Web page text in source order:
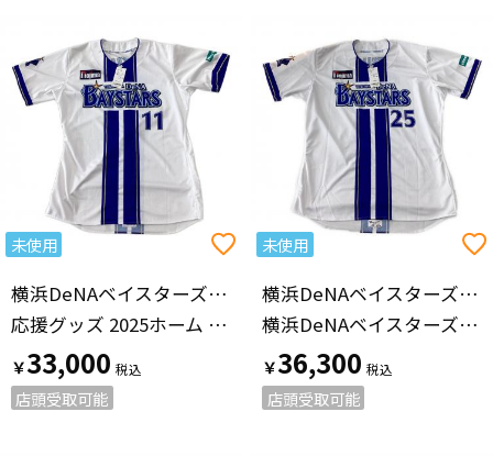
未使用
横浜DeNAベイスターズ（ヨコハマディーエヌエーベイスターズ）
応援グッズ 2025ホーム ホワイト
￥33,000
店頭受取可能
未使用
横浜DeNAベイスターズ（ヨコハマディーエヌエーベイスターズ）
横浜DeNAベイスターズ 【25】筒香 嘉智 プロ仕様モデル 未使用品
￥36,300
店頭受取可能